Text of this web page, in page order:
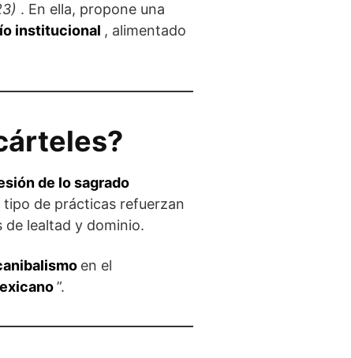
. En ella, propone una
institucional , alimentado
de lo sagrado
tipo de prácticas refuerzan
lealtad y dominio.
en el
”.